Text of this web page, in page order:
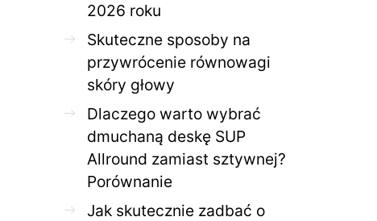
2026 roku
Skuteczne sposoby na
przywrócenie równowagi
skóry głowy
Dlaczego warto wybrać
dmuchaną deskę SUP
Allround zamiast sztywnej?
Porównanie
Jak skutecznie zadbać o